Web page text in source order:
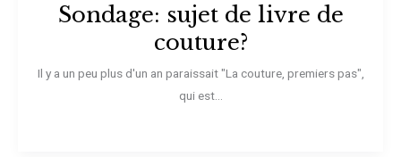
Sondage: sujet de livre de
couture?
Il y a un peu plus d'un an paraissait "La couture, premiers pas",
qui est...